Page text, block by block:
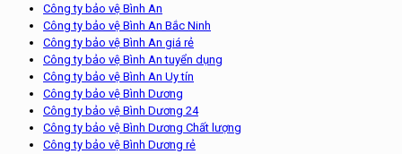
Công ty bảo vệ Bình An
Công ty bảo vệ Bình An Bắc Ninh
Công ty bảo vệ Bình An giá rẻ
Công ty bảo vệ Bình An tuyển dụng
Công ty bảo vệ Bình An Uy tín
Công ty bảo vệ Bình Dương
Công ty bảo vệ Bình Dương 24
Công ty bảo vệ Bình Dương Chất lượng
Công ty bảo vệ Bình Dương rẻ